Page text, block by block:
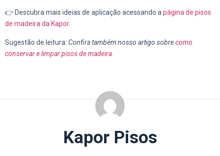
👉 Descubra mais ideias de aplicação acessando apágina de pisos
de madeira da Kapor.
Sugestão de leitura: Confira também nosso artigo sobrecomo
conservar e limpar pisos de madeira
Kapor Pisos